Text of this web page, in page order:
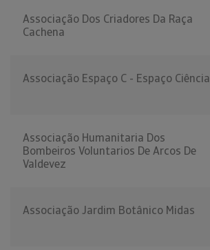
Associação Dos Criadores Da Raça
Cachena
Associação Espaço C - Espaço Ciência
Associação Humanitaria Dos
Bombeiros Voluntarios De Arcos De
Valdevez
Associação Jardim Botânico Midas